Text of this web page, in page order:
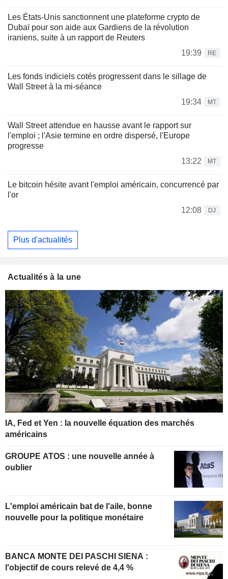
Les États-Unis sanctionnent une plateforme crypto de
Dubaï pour son aide aux Gardiens de la révolution
iraniens, suite à un rapport de Reuters
19:39
RE
Les fonds indiciels cotés progressent dans le sillage de
Wall Street à la mi-séance
19:34
MT
Wall Street attendue en hausse avant le rapport sur
l'emploi ; l'Asie termine en ordre dispersé, l'Europe
progresse
13:22
MT
Le bitcoin hésite avant l'emploi américain, concurrencé par
l'or
12:08
DJ
Plus d'actualités
Actualités à la une
IA, Fed et Yen : la nouvelle équation des marchés
américains
GROUPE ATOS : une nouvelle année à
oublier
L'emploi américain bat de l'aile, bonne
nouvelle pour la politique monétaire
BANCA MONTE DEI PASCHI SIENA :
l'objectif de cours relevé de 4,4 %